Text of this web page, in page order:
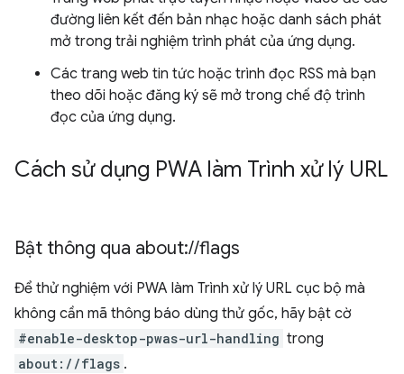
đường liên kết đến bản nhạc hoặc danh sách phát
mở trong trải nghiệm trình phát của ứng dụng.
Các trang web tin tức hoặc trình đọc RSS mà bạn
theo dõi hoặc đăng ký sẽ mở trong chế độ trình
đọc của ứng dụng.
Cách sử dụng PWA làm Trình xử lý URL
Bật thông qua about://flags
Để thử nghiệm với PWA làm Trình xử lý URL cục bộ mà
không cần mã thông báo dùng thử gốc, hãy bật cờ
#enable-desktop-pwas-url-handling trong
about://flags .